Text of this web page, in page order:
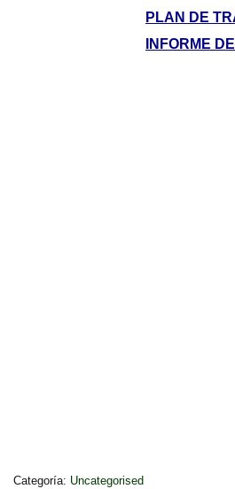
PLAN DE
INFORME
Categoría: Uncategorised